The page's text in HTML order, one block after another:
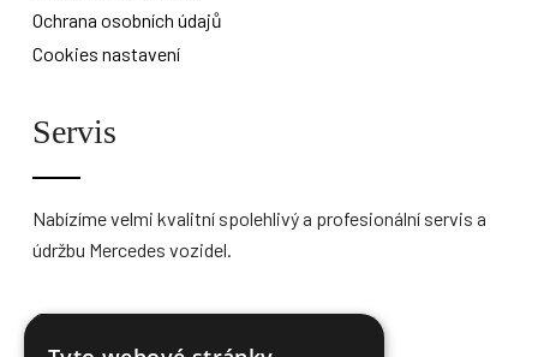
Ochrana osobních údajů
Cookies nastavení
Servis
Nabízíme velmi kvalitní spolehlivý a profesionální servis a
údržbu Mercedes vozidel.